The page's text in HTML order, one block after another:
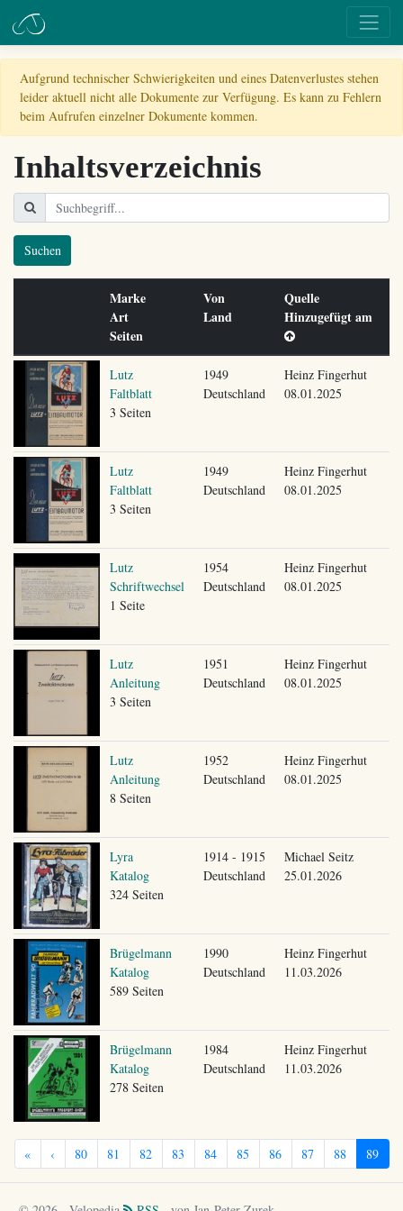
Aufgrund technischer Schwierigkeiten und eines Datenverlustes stehen
leider aktuell nicht alle Dokumente zur Verfügung. Es kann zu Fehlern
beim Aufrufen einzelner Dokumente kommen.
Inhaltsverzeichnis
Suchen
Marke
Art
Seiten
Von
Land
Quelle
Hinzugefügt am
Lutz
Faltblatt
3 Seiten
1949
Deutschland
Heinz Fingerhut
08.01.2025
Lutz
Faltblatt
3 Seiten
1949
Deutschland
Heinz Fingerhut
08.01.2025
Lutz
Schriftwechsel
1 Seite
1954
Deutschland
Heinz Fingerhut
08.01.2025
Lutz
Anleitung
3 Seiten
1951
Deutschland
Heinz Fingerhut
08.01.2025
Lutz
Anleitung
8 Seiten
1952
Deutschland
Heinz Fingerhut
08.01.2025
Lyra
Katalog
324 Seiten
1914 - 1915
Deutschland
Michael Seitz
25.01.2026
Brügelmann
Katalog
589 Seiten
1990
Deutschland
Heinz Fingerhut
11.03.2026
Brügelmann
Katalog
278 Seiten
1984
Deutschland
Heinz Fingerhut
11.03.2026
« ‹ 80 81 82 83 84 85 86 87 88 89